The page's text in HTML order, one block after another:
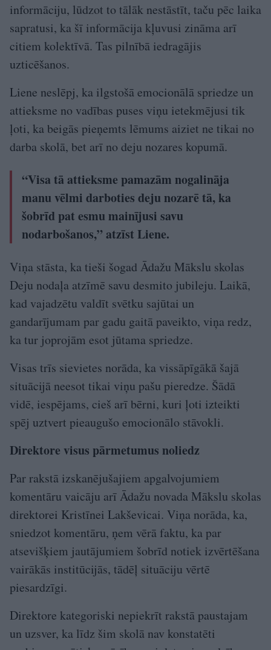
informāciju, lūdzot to tālāk nestāstīt, taču pēc laika
sapratusi, ka šī informācija kļuvusi zināma arī
citiem kolektīvā. Tas pilnībā iedragājis
uzticēšanos.
Liene neslēpj, ka ilgstošā emocionālā spriedze un
attieksme no vadības puses viņu ietekmējusi tik
ļoti, ka beigās pieņemts lēmums aiziet ne tikai no
darba skolā, bet arī no deju nozares kopumā.
“Visa tā attieksme pamazām nogalināja
manu vēlmi darboties deju nozarē tā, ka
šobrīd pat esmu mainījusi savu
nodarbošanos,” atzīst Liene.
Viņa stāsta, ka tieši šogad Ādažu Mākslu skolas
Deju nodaļa atzīmē savu desmito jubileju. Laikā,
kad vajadzētu valdīt svētku sajūtai un
gandarījumam par gadu gaitā paveikto, viņa redz,
ka tur joprojām esot jūtama spriedze.
Visas trīs sievietes norāda, ka vissāpīgākā šajā
situācijā neesot tikai viņu pašu pieredze. Šādā
vidē, iespējams, cieš arī bērni, kuri ļoti izteikti
spēj uztvert pieaugušo emocionālo stāvokli.
Direktore visus pārmetumus noliedz
Par rakstā izskanējušajiem apgalvojumiem
komentāru vaicāju arī Ādažu novada Mākslu skolas
direktorei Kristīnei Lakševicai. Viņa norāda, ka,
sniedzot komentāru, ņem vērā faktu, ka par
atsevišķiem jautājumiem šobrīd notiek izvērtēšana
vairākās institūcijās, tādēļ situāciju vērtē
piesardzīgi.
Direktore kategoriski nepiekrīt rakstā paustajam
un uzsver, ka līdz šim skolā nav konstatēti